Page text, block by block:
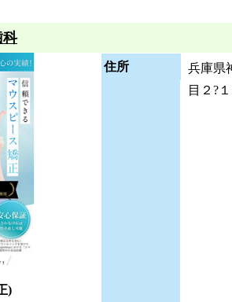
科
)
住所
兵庫県
目２?